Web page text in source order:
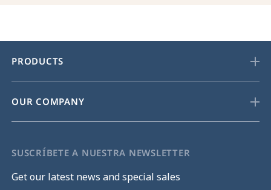
PRODUCTS
OUR COMPANY
SUSCRÍBETE A NUESTRA NEWSLETTER
Get our latest news and special sales